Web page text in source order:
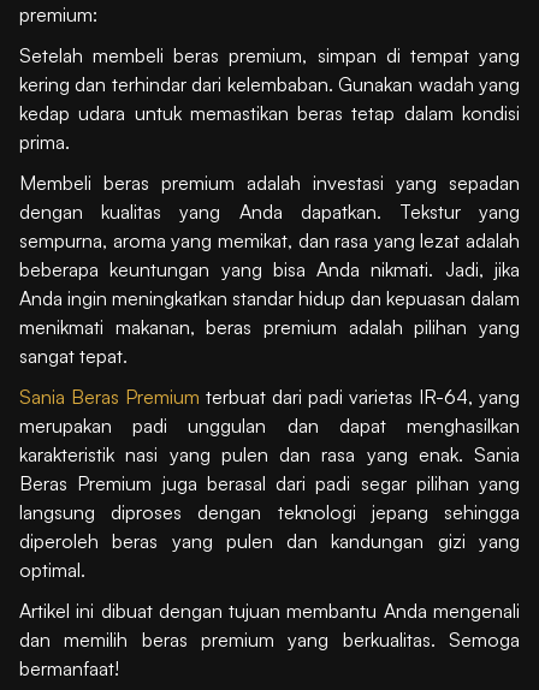
premium:
Setelah membeli beras premium, simpan di tempat yang
kering dan terhindar dari kelembaban. Gunakan wadah yang
kedap udara untuk memastikan beras tetap dalam kondisi
prima.
Membeli beras premium adalah investasi yang sepadan
dengan kualitas yang Anda dapatkan. Tekstur yang
sempurna, aroma yang memikat, dan rasa yang lezat adalah
beberapa keuntungan yang bisa Anda nikmati. Jadi, jika
Anda ingin meningkatkan standar hidup dan kepuasan dalam
menikmati makanan, beras premium adalah pilihan yang
sangat tepat.
Sania Beras Premium terbuat dari padi varietas IR-64, yang
merupakan padi unggulan dan dapat menghasilkan
karakteristik nasi yang pulen dan rasa yang enak. Sania
Beras Premium juga berasal dari padi segar pilihan yang
langsung diproses dengan teknologi jepang sehingga
diperoleh beras yang pulen dan kandungan gizi yang
optimal.
Artikel ini dibuat dengan tujuan membantu Anda mengenali
dan memilih beras premium yang berkualitas. Semoga
bermanfaat!